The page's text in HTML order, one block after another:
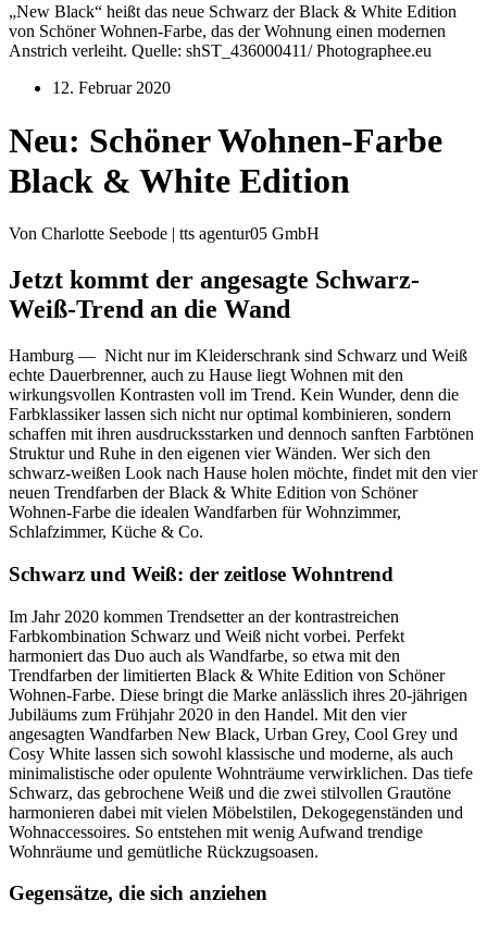
„New Black“ heißt das neue Schwarz der Black & White Edition
von Schöner Wohnen-Farbe, das der Wohnung einen modernen
Anstrich verleiht. Quelle: shST_436000411/ Photographee.eu
12. Februar 2020
Neu: Schöner Wohnen-Farbe
Black & White Edition
Von Charlotte Seebode | tts agentur05 GmbH
Jetzt kommt der angesagte Schwarz-
Weiß-Trend an die Wand
Hamburg — Nicht nur im Kleiderschrank sind Schwarz und Weiß
echte Dauerbrenner, auch zu Hause liegt Wohnen mit den
wirkungsvollen Kontrasten voll im Trend. Kein Wunder, denn die
Farbklassiker lassen sich nicht nur optimal kombinieren, sondern
schaffen mit ihren ausdrucksstarken und dennoch sanften Farbtönen
Struktur und Ruhe in den eigenen vier Wänden. Wer sich den
schwarz-weißen Look nach Hause holen möchte, findet mit den vier
neuen Trendfarben der Black & White Edition von Schöner
Wohnen-Farbe die idealen Wandfarben für Wohnzimmer,
Schlafzimmer, Küche & Co.
Schwarz und Weiß: der zeitlose Wohntrend
Im Jahr 2020 kommen Trendsetter an der kontrastreichen
Farbkombination Schwarz und Weiß nicht vorbei. Perfekt
harmoniert das Duo auch als Wandfarbe, so etwa mit den
Trendfarben der limitierten Black & White Edition von Schöner
Wohnen-Farbe. Diese bringt die Marke anlässlich ihres 20-jährigen
Jubiläums zum Frühjahr 2020 in den Handel. Mit den vier
angesagten Wandfarben New Black, Urban Grey, Cool Grey und
Cosy White lassen sich sowohl klassische und moderne, als auch
minimalistische oder opulente Wohnträume verwirklichen. Das tiefe
Schwarz, das gebrochene Weiß und die zwei stilvollen Grautöne
harmonieren dabei mit vielen Möbelstilen, Dekogegenständen und
Wohnaccessoires. So entstehen mit wenig Aufwand trendige
Wohnräume und gemütliche Rückzugsoasen.
Gegensätze, die sich anziehen